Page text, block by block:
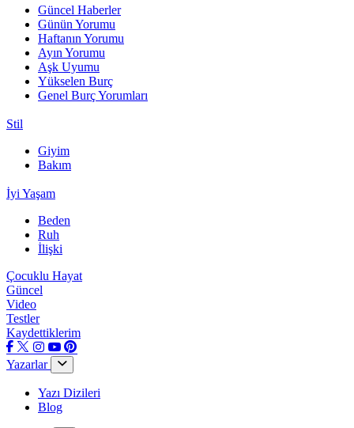
Güncel Haberler
Günün Yorumu
Haftanın Yorumu
Ayın Yorumu
Aşk Uyumu
Yükselen Burç
Genel Burç Yorumları
Stil
Giyim
Bakım
İyi Yaşam
Beden
Ruh
İlişki
Çocuklu Hayat
Güncel
Video
Testler
Kaydettiklerim
Yazarlar
Yazı Dizileri
Blog